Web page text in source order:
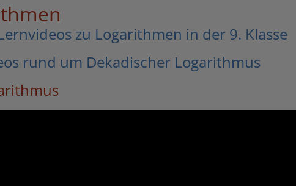
zu Logarithmen in der 9. Klasse
rund um Dekadischer Logarithmus